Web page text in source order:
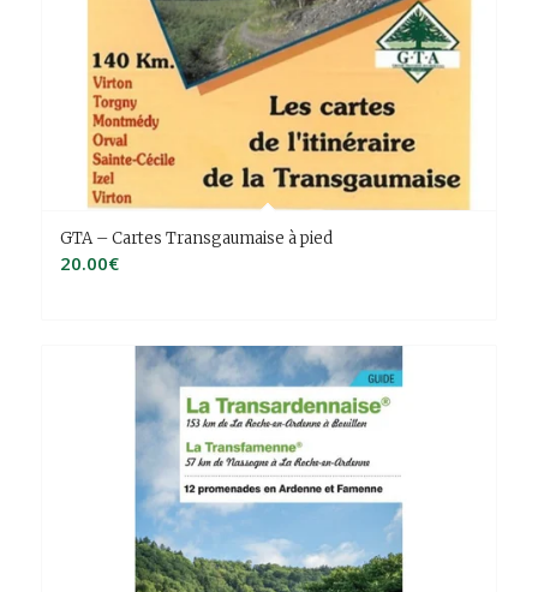
GTA – Cartes Transgaumaise à pied
20.00€